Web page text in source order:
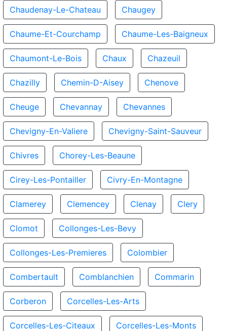
Chaudenay-Le-Chateau Chaugey
Chaume-Et-Courchamp Chaume-Les-Baigneux
Chaumont-Le-Bois Chaux Chazeuil
Chazilly Chemin-D-Aisey Chenove
Cheuge Chevannay Chevannes
Chevigny-En-Valiere Chevigny-Saint-Sauveur
Chivres Chorey-Les-Beaune
Cirey-Les-Pontailler Civry-En-Montagne
Clamerey Clemencey Clenay Clery
Clomot Collonges-Les-Bevy
Collonges-Les-Premieres Colombier
Combertault Comblanchien Commarin
Corberon Corcelles-Les-Arts
Corcelles-Les-Citeaux Corcelles-Les-Monts